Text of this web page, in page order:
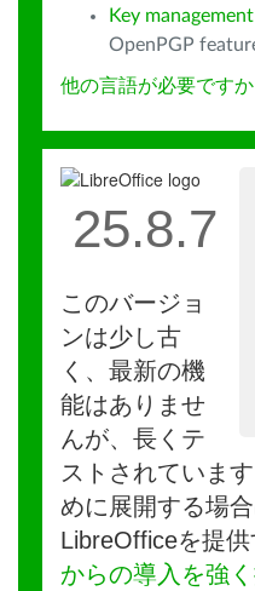
Key
OpenPGP
他の言語が必要ですか
25.8.7
このバージョ
ンは少し古
く、最新の機
能はありませ
んが、長くテ
ストされていま
めに展開する場
LibreOfficeを提供
からの導入を強